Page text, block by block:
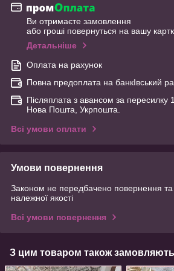
Ви отримаєте замовлення
або гроші повернуться на вашу
Детальніше
Оплата на рахунок
Повна предоплата на банкІвський
Післяплата з авансом за пересилку
Нова Пошта, Укрпошта.
Всі умови оплати
Умови повернення
Законом не передбачено повернення та
належної якості
Всі умови повернення
З цим товаром також замовляють